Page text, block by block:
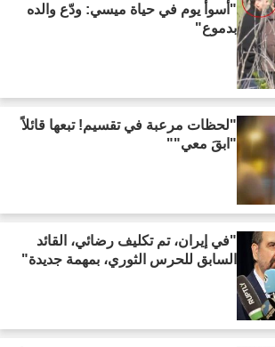
"أسوأ يوم في حياة ميسي: ودّع والده
بدموع"
"لحظات مرعبة في تقسيم! تبعها قائلاً
"ابقَ معي""
"في إيران، تم تكليف رضائي، القائد
السابق للحرس الثوري، بمهمة جديدة"